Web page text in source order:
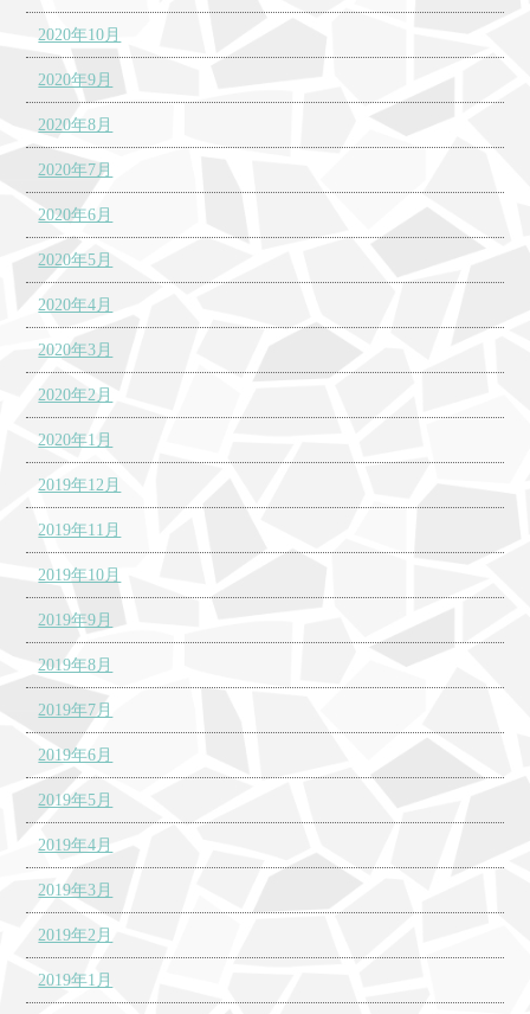
2020年10月
2020年9月
2020年8月
2020年7月
2020年6月
2020年5月
2020年4月
2020年3月
2020年2月
2020年1月
2019年12月
2019年11月
2019年10月
2019年9月
2019年8月
2019年7月
2019年6月
2019年5月
2019年4月
2019年3月
2019年2月
2019年1月